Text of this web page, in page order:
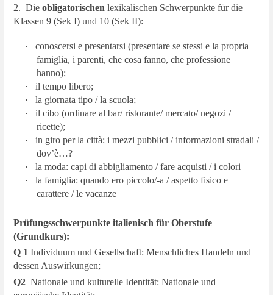
2. Die obligatorischen lexikalischen Schwerpunkte für die
Klassen 9 (Sek I) und 10 (Sek II):
·
conoscersi e presentarsi (presentare se stessi e la propria
famiglia, i parenti, che cosa fanno, che professione
hanno);
·
il tempo libero;
·
la giornata tipo / la scuola;
·
il cibo (ordinare al bar/ ristorante/ mercato/ negozi /
ricette);
·
in giro per la città: i mezzi pubblici / informazioni stradali /
dov’è…?
·
la moda: capi di abbigliamento / fare acquisti / i colori
·
la famiglia: quando ero piccolo/-a / aspetto fisico e
carattere / le vacanze
Prüfungsschwerpunkte italienisch für Oberstufe
(Grundkurs):
Q 1 Individuum und Gesellschaft: Menschliches Handeln und
dessen Auswirkungen;
Q2 Nationale und kulturelle Identität: Nationale und